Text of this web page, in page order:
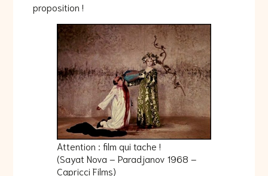
proposition !
Attention : film qui tache !
(Sayat Nova – Paradjanov 1968 –
Capricci Films)